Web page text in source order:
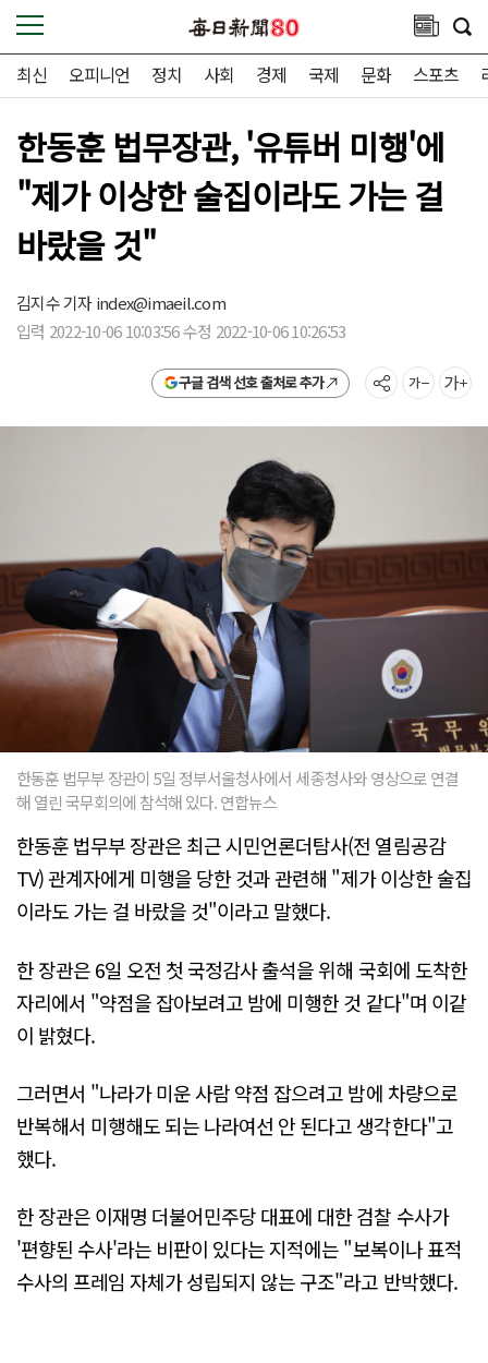
최신 오피니언 정치 사회 경제 국제 문화 스포츠
한동훈 법무장관, '유튜버 미행'에
"제가 이상한 술집이라도 가는 걸
바랐을 것"
김지수 기자index@imaeil.com
입력 2022-10-06 10:03:56 수정 2022-10-06 10:26:53
구글 검색 선호 출처로 추가
한동훈 법무부 장관이 5일 정부서울청사에서 세종청사와 영상으로 연결
해 열린 국무회의에 참석해 있다. 연합뉴스
한동훈 법무부 장관은 최근 시민언론더탐사(전 열림공감
TV) 관계자에게 미행을 당한 것과 관련해 "제가 이상한 술집
이라도 가는 걸 바랐을 것"이라고 말했다.
한 장관은 6일 오전 첫 국정감사 출석을 위해 국회에 도착한
자리에서 "약점을 잡아보려고 밤에 미행한 것 같다"며 이같
이 밝혔다.
그러면서 "나라가 미운 사람 약점 잡으려고 밤에 차량으로
반복해서 미행해도 되는 나라여선 안 된다고 생각한다"고
했다.
한 장관은 이재명 더불어민주당 대표에 대한 검찰 수사가
'편향된 수사'라는 비판이 있다는 지적에는 "보복이나 표적
수사의 프레임 자체가 성립되지 않는 구조"라고 반박했다.